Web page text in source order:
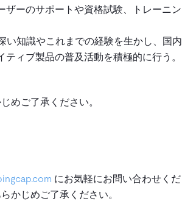
ザーのサポートや資格試験、トレーニン
い知識やこれまでの経験を生かし、国内
ィブ製品の普及活動を積極的に行う。
めご了承ください。
にお気軽にお問い合わせくだ
かじめご了承ください。